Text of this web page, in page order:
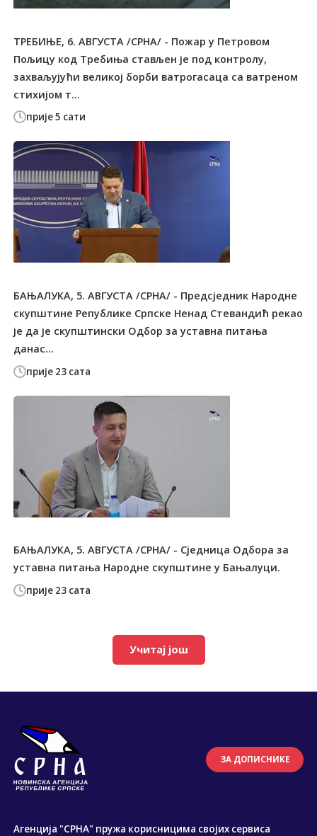
прије 5 сати
ТРЕБИЊЕ, 6. АВГУСТА /СРНА/ - Пожар у Петровом
Пољицу код Tребиња стављен је под контролу,
захваљујући великој борби ватрогасаца са ватреном
стихијом т...
прије 23 сата
БАЊАЛУКА, 5. АВГУСТА /СРНА/ - Предсједник Народне
скупштине Републике Српске Ненад Стевандић рекао
је да је скупштински Одбор за уставна питања
данас...
прије 23 сата
БАЊАЛУКА, 5. АВГУСТА /СРНА/ - Сједница Одбора за
уставна питања Народне скупштине у Бањалуци.
Учитај још
ЗА ДОПИСНИКЕ
Агенција "СРНА" пружа корисницима својих сервиса